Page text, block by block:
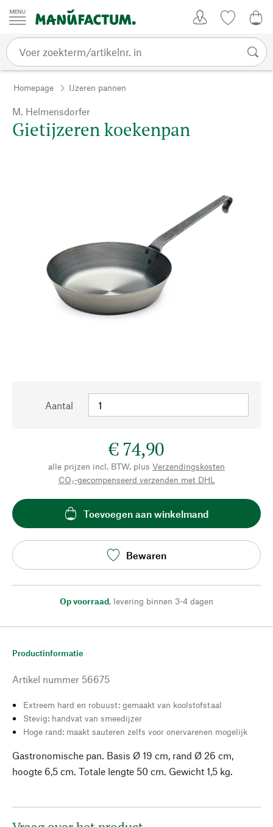
Passer au contenu
Homepage IJzeren pannen
M. Helmensdorfer
Gietijzeren koekenpan
Aantal
€ 74,90
alle prijzen incl. BTW, plus Verzendingskosten
CO₂-gecompenseerd verzenden met DHL
Toevoegen aan winkelmand
Bewaren
Op voorraad, levering binnen 3-4 dagen
Productinformatie
Artikel nummer 56675
Extreem hard en robuust: gemaakt van koolstofstaal
Stevig: handvat van smeedijzer
Hoge rand: maakt sauteren zelfs voor onervarenen mogelijk
Gastronomische pan. Basis Ø 19 cm, rand Ø 26 cm,
hoogte 6,5 cm. Totale lengte 50 cm. Gewicht 1,5 kg.